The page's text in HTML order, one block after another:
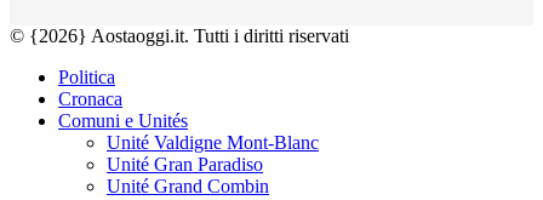
© {2026} Aostaoggi.it. Tutti i diritti riservati
Politica
Cronaca
Comuni e Unités
Unité Valdigne Mont-Blanc
Unité Gran Paradiso
Unité Grand Combin